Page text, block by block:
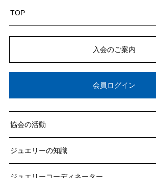
TOP
入会のご案内
会員ログイン
協会の活動
ジュエリーの知識